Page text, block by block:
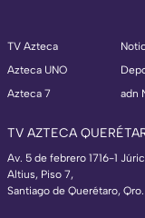
TV Azteca
Azteca UNO
Azteca 7
adn
TV AZTECA
Av. 5 de febrero 1716-1
Altius, Piso 7,
Santiago de Querétaro, Qro.